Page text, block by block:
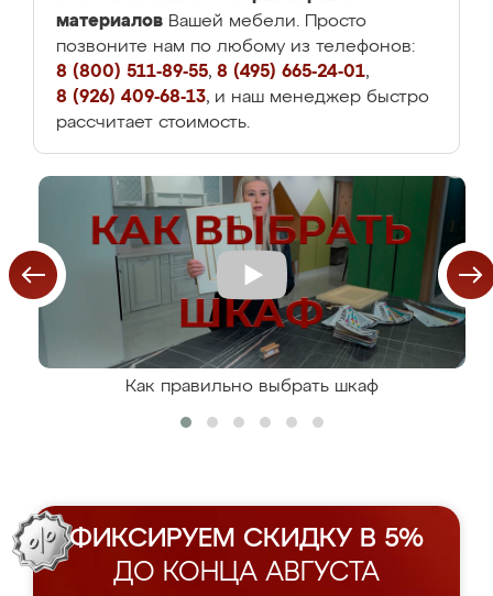
материалов Вашей мебели. Просто
позвоните нам по любому из телефонов:
8 (800) 511-89-55, 8 (495) 665-24-01,
8 (926) 409-68-13, и наш менеджер быстро
рассчитает стоимость.
Как правильно выбрать шкаф
ФИКСИРУЕМ СКИДКУ В 5%
ДО КОНЦА АВГУСТА